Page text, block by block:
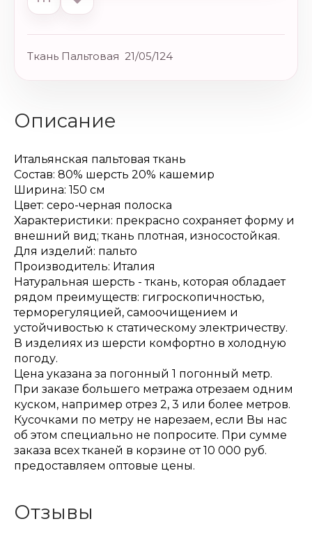
Ткань Пальтовая 21/05/124
Описание
Итальянская пальтовая ткань
Состав: 80% шерсть 20% кашемир
Ширина: 150 см
Цвет: серо-черная полоска
Характеристики: прекрасно сохраняет форму и
внешний вид; ткань плотная, износостойкая.
Для изделий: пальто
Производитель: Италия
Натуральная шерсть - ткань, которая обладает
рядом преимуществ: гигроскопичностью,
терморегуляцией, самоочищением и
устойчивостью к статическому электричеству.
В изделиях из шерсти комфортно в холодную
погоду.
Цена указана за погонный 1 погонный метр.
При заказе большего метража отрезаем одним
куском, например отрез 2, 3 или более метров.
Кусочками по метру не нарезаем, если Вы нас
об этом специально не попросите. При сумме
заказа всех тканей в корзине от 10 000 руб.
предоставляем оптовые цены.
Отзывы